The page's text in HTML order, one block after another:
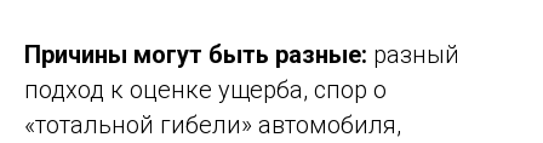
Причины могут быть разные: разный
подход к оценке ущерба, спор о
«тотальной гибели» автомобиля,